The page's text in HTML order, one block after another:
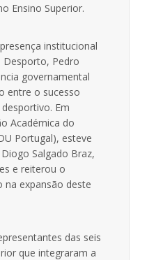
Ensino Superior.
institucional
Desporto, Pedro
governamental
entre o sucesso
Em
Académica do
Portugal), esteve
Salgado Braz,
e reiterou o
na expansão deste
das seis
que integraram a